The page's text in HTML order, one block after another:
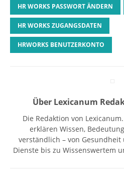
HR WORKS PASSWORT ÄNDERN
HR WORKS ZUGANGSDATEN
HRWORKS BENUTZERKONTO
Über Lexicanum
Die Redaktion von
erklären Wissen,
verständlich – von
Dienste bis zu Wissenswertem